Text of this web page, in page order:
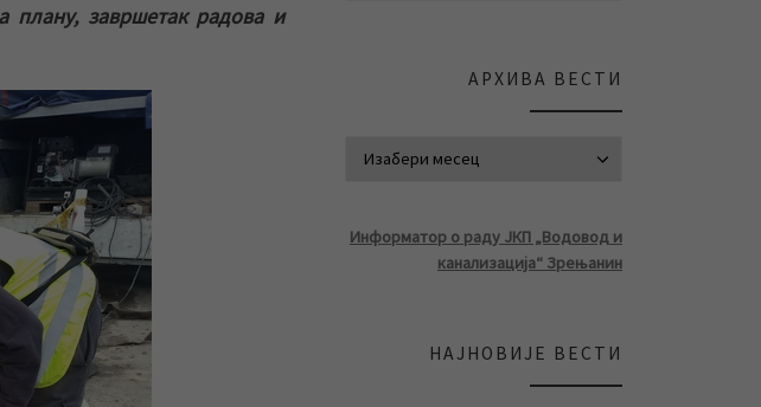
плану, завршетак радова и
АРХИВА ВЕСТИ
Информатор о раду ЈКП „Водовод и
канализација“ Зрењанин
НАЈНОВИЈЕ ВЕСТИ